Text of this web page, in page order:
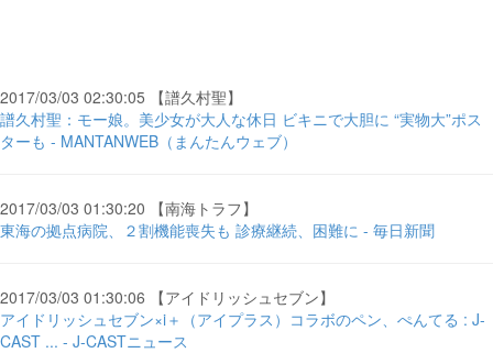
2017/03/03 02:30:05 【譜久村聖】
譜久村聖：モー娘。美少女が大人な休日 ビキニで大胆に “実物大”ポス
ターも - MANTANWEB（まんたんウェブ）
2017/03/03 01:30:20 【南海トラフ】
東海の拠点病院、２割機能喪失も 診療継続、困難に - 毎日新聞
2017/03/03 01:30:06 【アイドリッシュセブン】
アイドリッシュセブン×i＋（アイプラス）コラボのペン、ぺんてる : J-
CAST ... - J-CASTニュース